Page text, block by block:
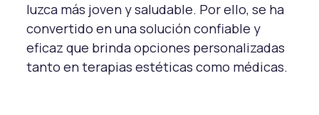
luzca más joven y saludable. Por ello, se ha
convertido en una solución confiable y
eficaz que brinda opciones personalizadas
tanto en terapias estéticas como médicas.